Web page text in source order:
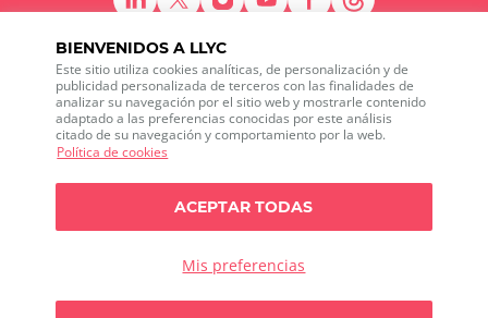
BIENVENIDOS A LLYC
Este sitio utiliza cookies analíticas, de personalización y de
publicidad personalizada de terceros con las finalidades de
analizar su navegación por el sitio web y mostrarle contenido
adaptado a las preferencias conocidas por este análisis
citado de su navegación y comportamiento por la web.
Política de cookies
Mis preferencias
ACEPTAR TODAS
LLYC © 2026 Todos los derechos reservados
ES EN PT BR
600 Brickell Avenue, Suite 2125 Miami, Florida 33131
Política de cookies
Política de privacidad sobre Social media listening
Política de seguridad de la información